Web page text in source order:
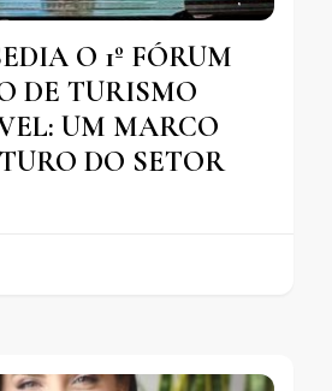
O 1º FÓRUM
DE TURISMO
UM MARCO
DO SETOR